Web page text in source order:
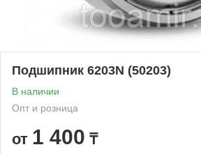
Подшипник 6203N (50203)
В наличии
Опт и розница
от 1 400 ₸